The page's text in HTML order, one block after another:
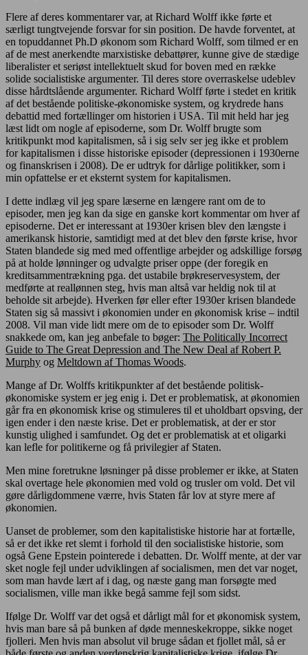
Flere af deres kommentarer var, at Richard Wolff ikke førte et
særligt tungtvejende forsvar for sin position. De havde forventet, at
en topuddannet Ph.D økonom som Richard Wolff, som tilmed er en
af de mest anerkendte marxistiske debattører, kunne give de stædige
liberalister et seriøst intellektuelt skud for boven med en række
solide socialistiske argumenter. Til deres store overraskelse udeblev
disse hårdtslående argumenter. Richard Wolff førte i stedet en kritik
af det bestående politiske-økonomiske system, og krydrede hans
debattid med fortællinger om historien i USA. Til mit held har jeg
læst lidt om nogle af episoderne, som Dr. Wolff brugte som
kritikpunkt mod kapitalismen, så i sig selv ser jeg ikke et problem
for kapitalismen i disse historiske episoder (depressionen i 1930erne
og finanskrisen i 2008). De er udtryk for dårlige politikker, som i
min opfattelse er et eksternt system for kapitalismen.
I dette indlæg vil jeg spare læserne en længere rant om de to
episoder, men jeg kan da sige en ganske kort kommentar om hver af
episoderne. Det er interessant at 1930er krisen blev den længste i
amerikansk historie, samtidigt med at det blev den første krise, hvor
Staten blandede sig med med offentlige arbejder og adskillige forsøg
på at holde lønninger og udvalgte priser oppe (der foregik en
kreditsammentrækning pga. det ustabile brøkreservesystem, der
medførte at reallønnen steg, hvis man altså var heldig nok til at
beholde sit arbejde). Hverken før eller efter 1930er krisen blandede
Staten sig så massivt i økonomien under en økonomisk krise – indtil
2008. Vil man vide lidt mere om de to episoder som Dr. Wolff
snakkede om, kan jeg anbefale to bøger: The Politically Incorrect
Guide to The Great Depression and The New Deal af Robert P.
Murphy og Meltdown af Thomas Woods.
Mange af Dr. Wolffs kritikpunkter af det bestående politisk-
økonomiske system er jeg enig i. Det er problematisk, at økonomien
går fra en økonomisk krise og stimuleres til et uholdbart opsving, der
igen ender i den næste krise. Det er problematisk, at der er stor
kunstig ulighed i samfundet. Og det er problematisk at et oligarki
kan lefle for politikerne og få privilegier af Staten.
Men mine foretrukne løsninger på disse problemer er ikke, at Staten
skal overtage hele økonomien med vold og trusler om vold. Det vil
gøre dårligdommene værre, hvis Staten får lov at styre mere af
økonomien.
Uanset de problemer, som den kapitalistiske historie har at fortælle,
så er det ikke ret slemt i forhold til den socialistiske historie, som
også Gene Epstein pointerede i debatten. Dr. Wolff mente, at der var
sket nogle fejl under udviklingen af socialismen, men det var noget,
som man havde lært af i dag, og næste gang man forsøgte med
socialismen, ville man ikke begå samme fejl som sidst.
Ifølge Dr. Wolff var det også et dårligt mål for et økonomisk system,
hvis man bare så på bunken af døde menneskekroppe, sikke noget
fjolleri. Men hvis man absolut vil bruge sådan et fjollet mål, så er